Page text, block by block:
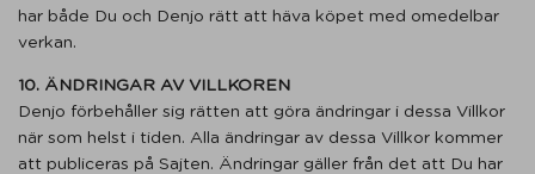
har både Du och Denjo rätt att häva köpet med omedelbar
verkan.
10. ÄNDRINGAR AV VILLKOREN
Denjo förbehåller sig rätten att göra ändringar i dessa Villkor
när som helst i tiden. Alla ändringar av dessa Villkor kommer
att publiceras på Sajten. Ändringar gäller från det att Du har